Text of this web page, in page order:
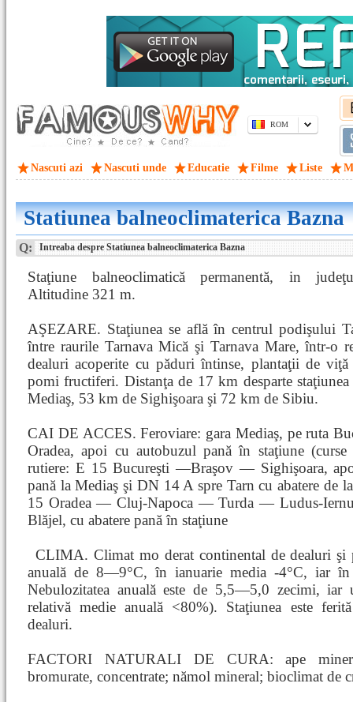
ROM
Nascuti azi Nascuti unde Educatie Filme Liste
Statiunea balneoclimaterica Bazna
Q: Intreaba despre Statiunea balneoclimaterica Bazna
Staţiune balneoclimatică permanentă, in
Altitudine 321 m.
AŞEZARE. Staţiunea se află în centrul podişului
între raurile Tarnava Mică şi Tarnava Mare, într-o
dealuri acoperite cu păduri întinse, plantaţii de
pomi fructiferi. Distanţa de 17 km desparte staţiunea
Mediaş, 53 km de Sighişoara şi 72 km de Sibiu.
CAI DE ACCES. Feroviare: gara Mediaş, pe ruta
Oradea, apoi cu autobuzul pană în staţiune (curse
rutiere: E 15 Bucureşti —Braşov — Sighişoara,
pană la Mediaş şi DN 14 A spre Tarn cu abatere de
15 Oradea — Cluj-Napoca — Turda — Ludus-
Blăjel, cu abatere pană în staţiune
CLIMA. Climat mo derat continental de dealuri
anuală de 8—9°C, în ianuarie media -4°C, iar
Nebulozitatea anuală este de 5,5—5,0 zecimi, iar
relativă medie anuală <80%). Staţiunea este
dealuri.
FACTORI NATURALI DE CURA: ape
bromurate, concentrate; nămol mineral; bioclimat de